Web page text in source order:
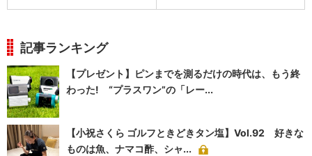
記事ランキング
【プレゼント】ピンまでを測るだけの時代は、もう終
わった! “プラスワン”の「レー...
【小祝さくら ゴルフときどきタン塩】Vol.92 好きな
ものは魚、ナマコ酢、シャ...